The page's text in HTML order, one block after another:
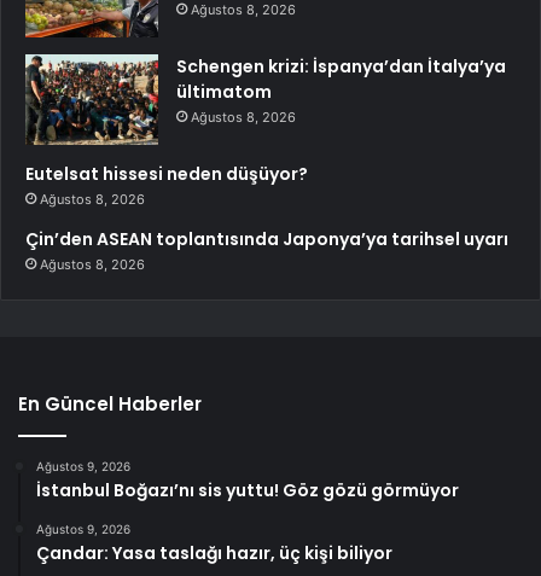
Ağustos 8, 2026
Schengen krizi: İspanya’dan İtalya’ya
ültimatom
Ağustos 8, 2026
Eutelsat hissesi neden düşüyor?
Ağustos 8, 2026
Çin’den ASEAN toplantısında Japonya’ya tarihsel uyarı
Ağustos 8, 2026
En Güncel Haberler
Ağustos 9, 2026
İstanbul Boğazı’nı sis yuttu! Göz gözü görmüyor
Ağustos 9, 2026
Çandar: Yasa taslağı hazır, üç kişi biliyor